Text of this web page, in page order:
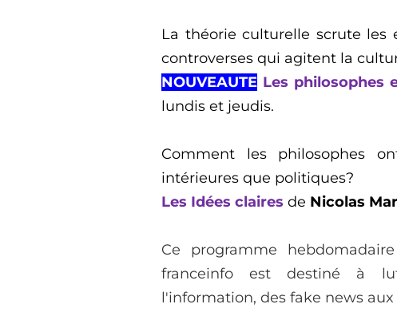
La théorie culturelle scrute les
controverses qui agitent la
NOUVEAUTE Les philosophes
lundis et jeudis.
Comment les philosophes
intérieures que politiques?
Les Idées claires de Nicolas
Ce programme
franceinfoestdestiné à
l'information, des fake news aux